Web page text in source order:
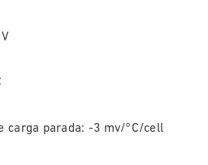
carga parada: -3 mv/°C/cell